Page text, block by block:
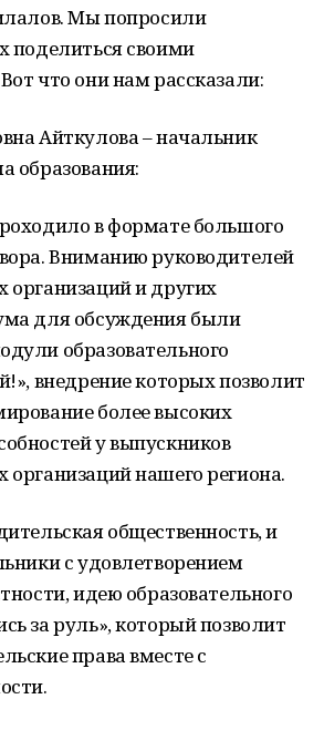
Мы попросили
поделиться своими
что они нам рассказали:
Айткулова – начальник
образования:
в формате большого
Вниманию руководителей
организаций и других
для обсуждения были
образовательного
внедрение которых позволит
более высоких
у выпускников
организаций нашего региона.
общественность, и
с удовлетворением
идею образовательного
за руль», который позволит
права вместе с